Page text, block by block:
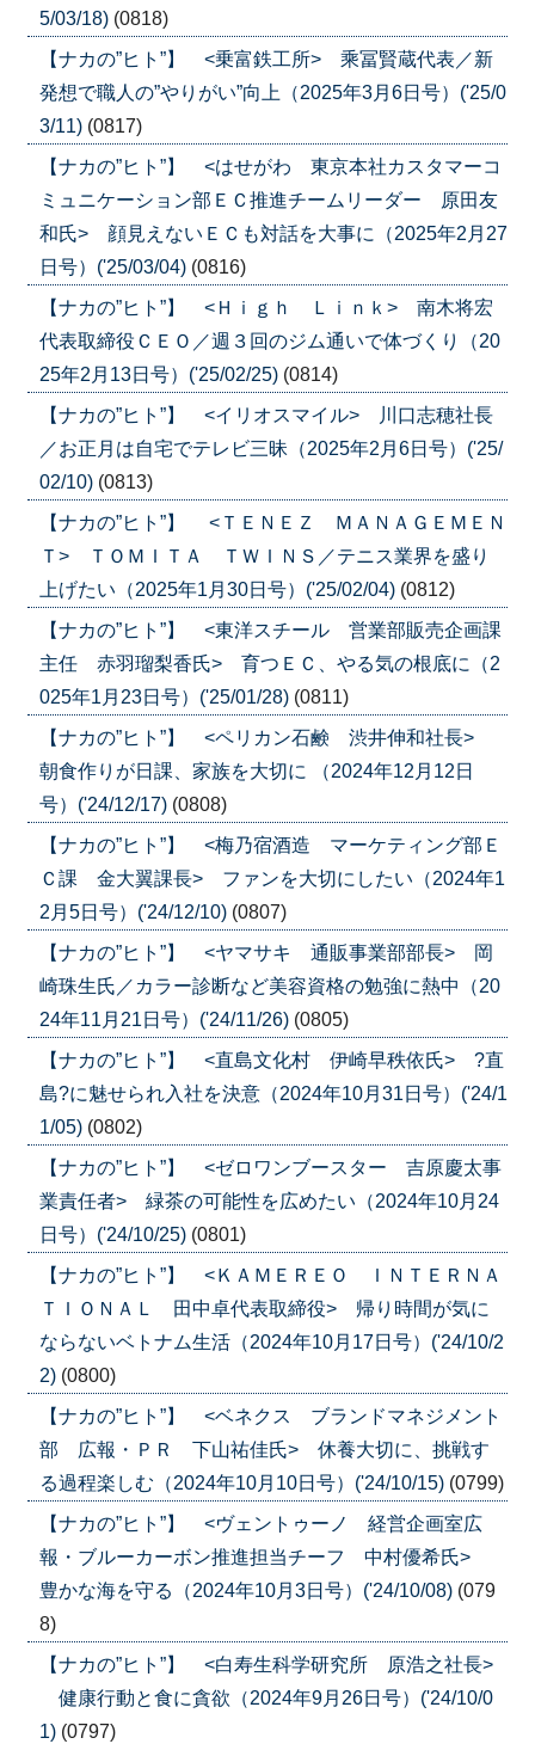
5/03/18) (0818)
【ナカの”ヒト”】 <乗富鉄工所> 乘冨賢蔵代表／新
発想で職人の”やりがい”向上（2025年3月6日号）('25/0
3/11) (0817)
【ナカの”ヒト”】 <はせがわ 東京本社カスタマーコ
ミュニケーション部ＥＣ推進チームリーダー 原田友
和氏> 顔見えないＥＣも対話を大事に（2025年2月27
日号）('25/03/04) (0816)
【ナカの”ヒト”】 <Ｈｉｇｈ Ｌｉｎｋ> 南木将宏
代表取締役ＣＥＯ／週３回のジム通いで体づくり（20
25年2月13日号）('25/02/25) (0814)
【ナカの”ヒト”】 <イリオスマイル> 川口志穂社長
／お正月は自宅でテレビ三昧（2025年2月6日号）('25/
02/10) (0813)
【ナカの”ヒト”】 <ＴＥＮＥＺ ＭＡＮＡＧＥＭＥＮ
Ｔ> ＴＯＭＩＴＡ ＴＷＩＮＳ／テニス業界を盛り
上げたい（2025年1月30日号）('25/02/04) (0812)
【ナカの”ヒト”】 <東洋スチール 営業部販売企画課
主任 赤羽瑠梨香氏> 育つＥＣ、やる気の根底に（2
025年1月23日号）('25/01/28) (0811)
【ナカの”ヒト”】 <ペリカン石鹸 渋井伸和社長>
朝食作りが日課、家族を大切に （2024年12月12日
号）('24/12/17) (0808)
【ナカの”ヒト”】 <梅乃宿酒造 マーケティング部Ｅ
Ｃ課 金大翼課長> ファンを大切にしたい（2024年1
2月5日号）('24/12/10) (0807)
【ナカの”ヒト”】 <ヤマサキ 通販事業部部長> 岡
崎珠生氏／カラー診断など美容資格の勉強に熱中（20
24年11月21日号）('24/11/26) (0805)
【ナカの”ヒト”】 <直島文化村 伊崎早秩依氏> ?直
島?に魅せられ入社を決意（2024年10月31日号）('24/1
1/05) (0802)
【ナカの”ヒト”】 <ゼロワンブースター 吉原慶太事
業責任者> 緑茶の可能性を広めたい（2024年10月24
日号）('24/10/25) (0801)
【ナカの”ヒト”】 <ＫＡＭＥＲＥＯ ＩＮＴＥＲＮＡ
ＴＩＯＮＡＬ 田中卓代表取締役> 帰り時間が気に
ならないベトナム生活（2024年10月17日号）('24/10/2
2) (0800)
【ナカの”ヒト”】 <ベネクス ブランドマネジメント
部 広報・ＰＲ 下山祐佳氏> 休養大切に、挑戦す
る過程楽しむ（2024年10月10日号）('24/10/15) (0799)
【ナカの”ヒト”】 <ヴェントゥーノ 経営企画室広
報・ブルーカーボン推進担当チーフ 中村優希氏>
豊かな海を守る（2024年10月3日号）('24/10/08) (079
8)
【ナカの”ヒト”】 <白寿生科学研究所 原浩之社長>
健康行動と食に貪欲（2024年9月26日号）('24/10/0
1) (0797)